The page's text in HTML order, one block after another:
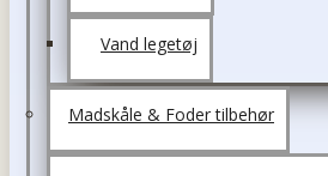
Vand legetøj
Madskåle & Foder tilbehør